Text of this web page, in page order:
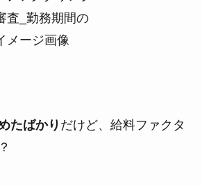
たばかり だけど、給料ファクタ